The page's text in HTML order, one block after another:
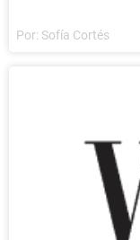
Por: Sofía Cortés